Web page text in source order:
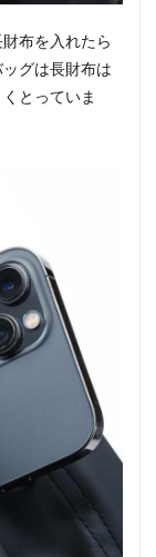
布を入れたら
グは長財布は
とっていま